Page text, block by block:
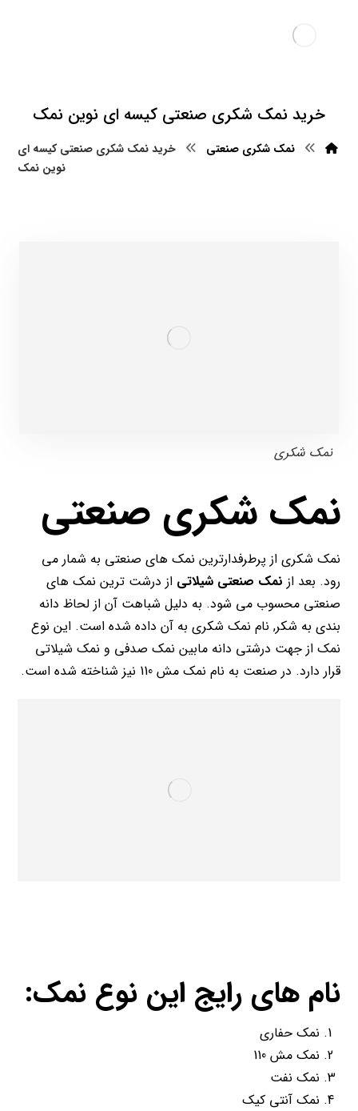
خرید نمک شکری صنعتی کیسه ای نوین نمک
نمک شکری صنعتی
خرید نمک شکری صنعتی کیسه ای
نوین نمک
نمک شکری
نمک شکری صنعتی
نمک شکری از پرطرفدارترین نمک های صنعتی به شمار می
رود. بعد از نمک صنعتی شیلاتی از درشت ترین نمک های
صنعتی محسوب می شود. به دلیل شباهت آن از لحاظ دانه
بندی به شکر, نام نمک شکری به آن داده شده است. این نوع
نمک از جهت درشتی دانه مابین نمک صدفی و نمک شیلاتی
قرار دارد. در صنعت به نام نمک مش 110 نیز شناخته شده است.
نام های رایج این نوع نمک:
نمک حفاری
نمک مش 110
نمک نفت
نمک آنتی کیک